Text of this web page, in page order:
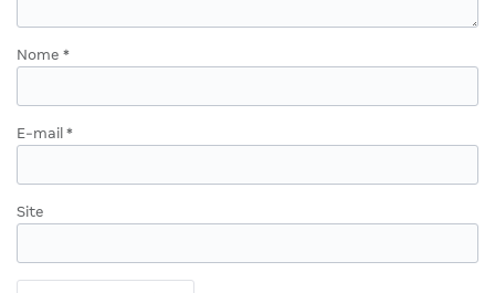
Nome *
E-mail *
Site